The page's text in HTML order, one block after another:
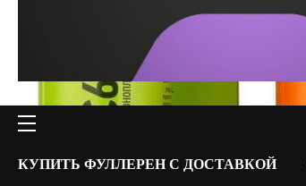
ОСНОВНОЕ
МЕНЮ
КУПИТЬ ФУЛЛЕРЕН С ДОСТАВКОЙ